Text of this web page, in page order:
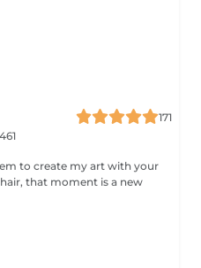
171
to create my art with your
that moment is a new